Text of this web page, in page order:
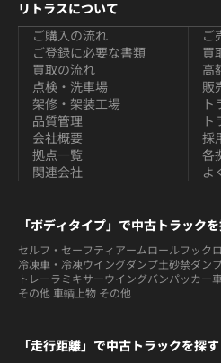
リトラスについて
ご購入の流れ
ご登録に必要な書類
買取の流れ
ご
買
高
点検・洗車場
架修・架装工場
品質管理
販
ト
ト
会社概要
拠点一覧
関連会社
採
各
よ
「ボディタイプ」で中古トラック
セルフ・セーフティ アームロールフック
冷凍車・冷凍ウイングダンプ土砂禁ダン
トレーラ ミキサーウイングバンパッカー
その他 車輌上物 その他
「走行距離」で中古トラックを探す